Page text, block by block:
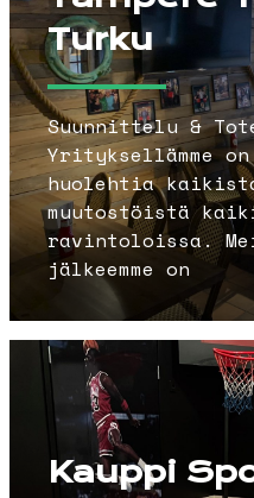
Turku
Suunnittelu &
Yrityksellämme
huolehtia
muutostöistä
ravintoloissa.
jälkeemme on
Kauppi